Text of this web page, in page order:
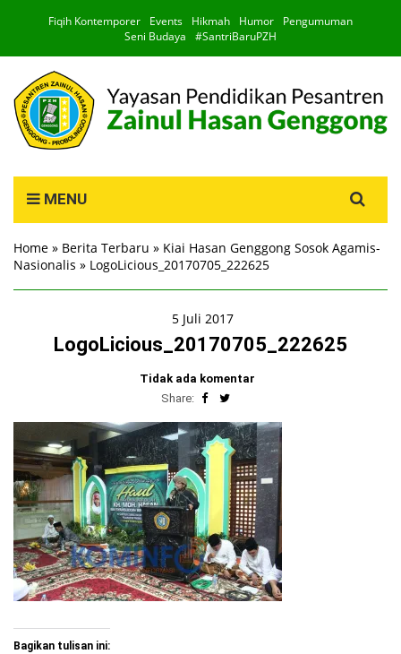
Fiqih Kontemporer Events Hikmah Humor
Pengumuman
Seni Budaya
#SantriBaruPZH
MENU
for:
Home » Berita Terbaru » Kiai Hasan Genggong Sosok Agamis-
Nasionalis » LogoLicious_20170705_222625
5 Juli 2017
LogoLicious_20170705_222625
Tidak ada komentar
Share:
Bagikan tulisan ini: